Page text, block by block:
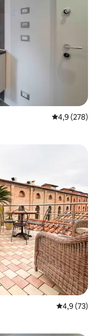
Gemiddelde
4,9 (278)
4,9 (73)